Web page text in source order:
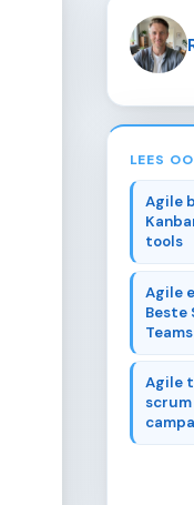
LEES
Agile
tools
Agile
Beste
Teams
Agile